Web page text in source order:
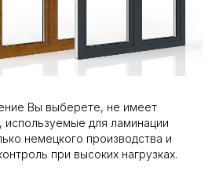
Вы выберете, не имеет
используемые для ламинации
немецкого производства и
при высоких нагрузках.